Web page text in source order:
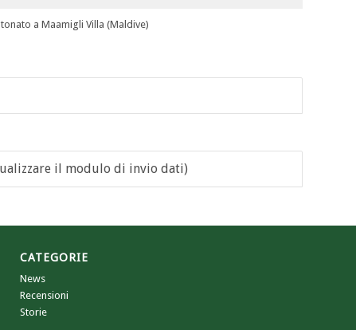
a Maamigli Villa (Maldive)
il modulo di invio dati)
CATEGORIE
News
Recensioni
Storie